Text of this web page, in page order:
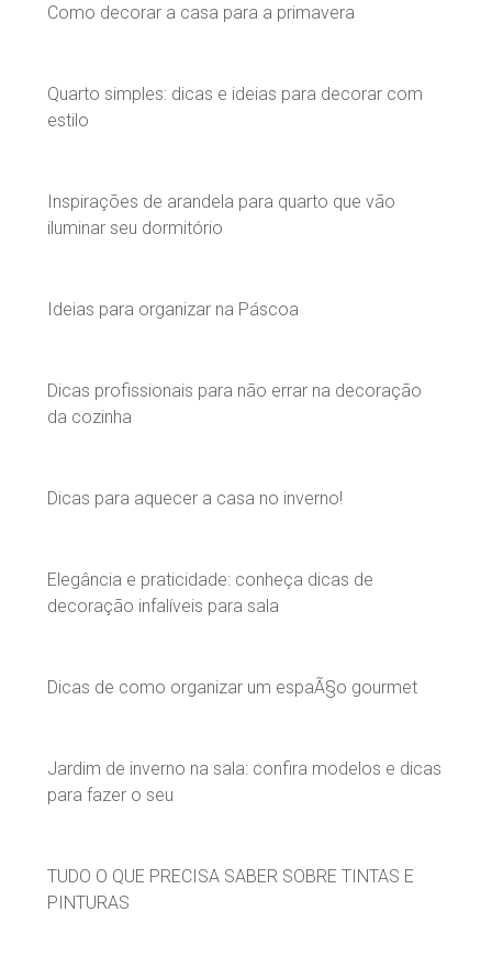
Como decorar a casa para a primavera
Quarto simples: dicas e ideias para decorar com
estilo
Inspirações de arandela para quarto que vão
iluminar seu dormitório
Ideias para organizar na Páscoa
Dicas profissionais para não errar na decoração
da cozinha
Dicas para aquecer a casa no inverno!
Elegância e praticidade: conheça dicas de
decoração infalíveis para sala
Dicas de como organizar um espaÃ§o gourmet
Jardim de inverno na sala: confira modelos e dicas
para fazer o seu
TUDO O QUE PRECISA SABER SOBRE TINTAS E
PINTURAS